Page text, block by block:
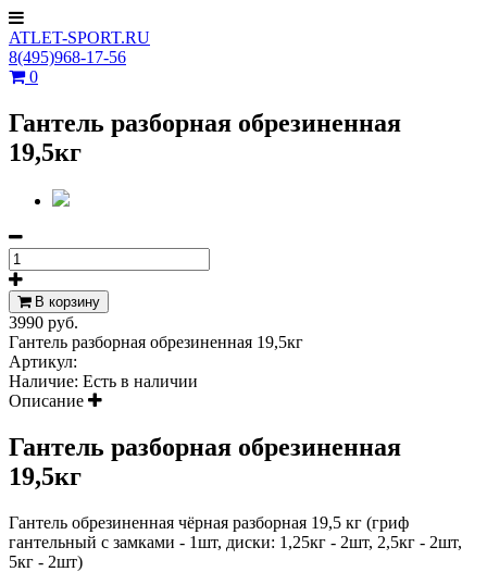
ATLET-SPORT.RU
8(495)968-17-56
0
Гантель разборная обрезиненная
19,5кг
В корзину
3990 руб.
Гантель разборная обрезиненная 19,5кг
Артикул:
Наличие: Есть в наличии
Описание
Гантель разборная обрезиненная
19,5кг
Гантель обрезиненная чёрная разборная 19,5 кг (гриф
гантельный с замками - 1шт, диски: 1,25кг - 2шт, 2,5кг - 2шт,
5кг - 2шт)